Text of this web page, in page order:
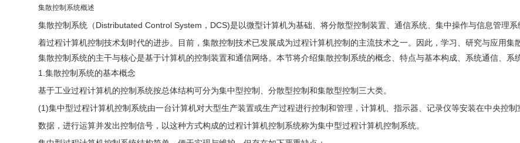
集散控制系统概述
集散控制系统（Distributated Control System，DCS)是以微型计算机为基础、将分散型控制装置、通信系统、集中操作与信息管理
着过程计算机控制技术划时代的进步。目前，集散控制技术已发展成为过程计算机控制的主流技术之一。因此，学习、研究与应用集
集散控制系统的主干与核心是基于计算机的控制装置和通信网络。本节将介绍集散控制系统的概念、特点与基本构成、系统通信、系
1.集散控制系统的基本概念
基于工业过程计算机的控制系统按总体结构可分为集中型控制、分散型控制和集散型控制三大类。
(1)集中型过程计算机控制系统由一台计算机对大型生产装置或生产过程进行控制和管理，计算机、指示器、记录仪等安装在中央控
数据，进行运算并发出控制信号，以这种方式构成的过程计算机控制系统称为集中型过程计算机控制系统。